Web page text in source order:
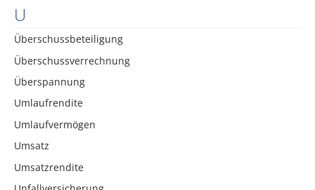
U
Überschussbeteiligung
Überschussverrechnung
Überspannung
Umlaufrendite
Umlaufvermögen
Umsatz
Umsatzrendite